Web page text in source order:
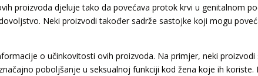
proizvoda djeluje tako da povećava protok krvi u genitalnom
Neki proizvodi također sadrže sastojke koji mogu
o učinkovitosti ovih proizvoda. Na primjer, neki proizvodi
poboljšanje u seksualnoj funkciji kod žena koje ih koriste.